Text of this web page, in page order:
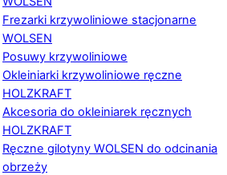
Frezarki krzywoliniowe stacjonarne
WOLSEN
Posuwy krzywoliniowe
Okleiniarki krzywoliniowe ręczne
HOLZKRAFT
Akcesoria do okleiniarek ręcznych
HOLZKRAFT
Ręczne gilotyny WOLSEN do odcinania
obrzeży